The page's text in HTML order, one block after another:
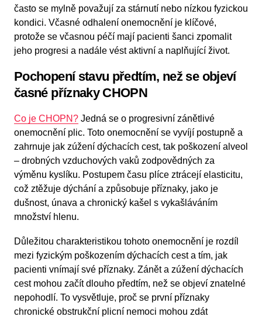
často se mylně považují za stárnutí nebo nízkou fyzickou
kondici. Včasné odhalení onemocnění je klíčové,
protože se včasnou péčí mají pacienti šanci zpomalit
jeho progresi a nadále vést aktivní a naplňující život.
Pochopení stavu předtím, než se objeví
časné příznaky CHOPN
Co je CHOPN? Jedná se o progresivní zánětlivé
onemocnění plic. Toto onemocnění se vyvíjí postupně a
zahrnuje jak zúžení dýchacích cest, tak poškození alveol
– drobných vzduchových vaků zodpovědných za
výměnu kyslíku. Postupem času plíce ztrácejí elasticitu,
což ztěžuje dýchání a způsobuje příznaky, jako je
dušnost, únava a chronický kašel s vykašláváním
množství hlenu.
Důležitou charakteristikou tohoto onemocnění je rozdíl
mezi fyzickým poškozením dýchacích cest a tím, jak
pacienti vnímají své příznaky. Zánět a zúžení dýchacích
cest mohou začít dlouho předtím, než se objeví znatelné
nepohodlí. To vysvětluje, proč se první příznaky
chronické obstrukční plicní nemoci mohou zdát